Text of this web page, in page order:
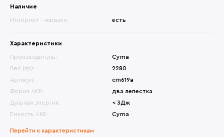
Наличие
Интернет - магазин есть
Характеристики
Производитель:
Cyma
Вес (гр):
2280
Артикул:
cm619a
Форма АКБ:
два лепестка
Дульная энергия:
< 3Дж
Емкость АКБ:
Cyma
Перейти к характеристикам